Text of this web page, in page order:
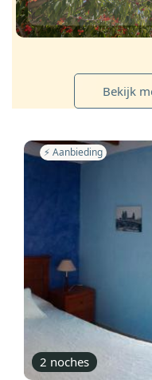
Bekijk
2 noches
⚡️ Aanbieding